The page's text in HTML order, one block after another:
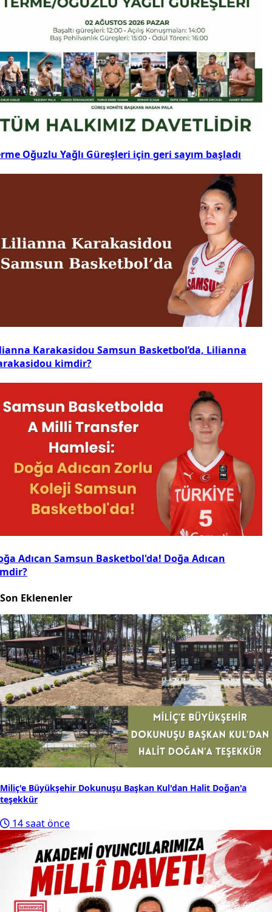
Oğuzlu Yağlı Güreşleri için geri sayım başladı
Karakasidou Samsun Basketbol’da, Lilianna
kimdir?
Adıcan Samsun Basketbol'da! Doğa Adıcan
Son Eklenenler
Miliç'e Büyükşehir Dokunuşu Başkan Kul'dan Halit Doğan'a
teşekkür
14 saat önce